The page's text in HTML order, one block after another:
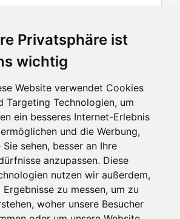
Privatsphäre ist
wichtig
Website verwendet Cookies
Targeting Technologien, um
ein besseres Internet-Erlebnis
und die Werbung,
Sie sehen, besser an Ihre
anzupassen. Diese
nutzen wir außerdem,
Ergebnisse zu messen, um zu
woher unsere Besucher
Gewerbetreibende
Investoren